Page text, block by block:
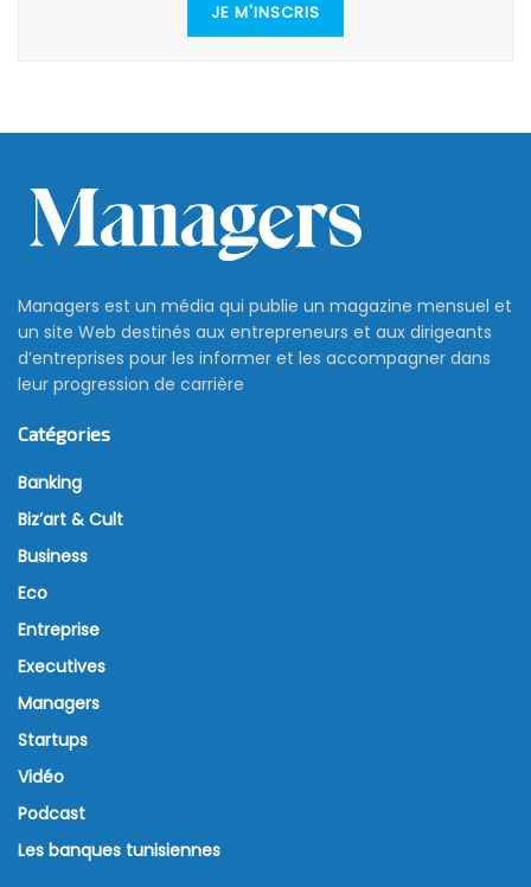
JE M'INSCRIS
Managers est un média qui publie un magazine mensuel et
un site Web destinés aux entrepreneurs et aux dirigeants
d’entreprises pour les informer et les accompagner dans
leur progression de carrière
Catégories
Banking
Biz’art & Cult
Business
Eco
Entreprise
Executives
Managers
Startups
Vidéo
Podcast
Les banques tunisiennes